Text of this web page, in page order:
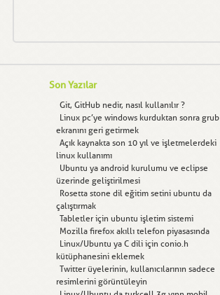
Son Yazılar
Git, GitHub nedir, nasıl kullanılır ?
Linux pc’ye windows kurduktan sonra grub
ekranını geri getirmek
Açık kaynakta son 10 yıl ve işletmelerdeki
linux kullanımı
Ubuntu ya android kurulumu ve eclipse
üzerinde geliştirilmesi
Rosetta stone dil eğitim setini ubuntu da
çalıştırmak
Tabletler için ubuntu işletim sistemi
Mozilla firefox akıllı telefon piyasasında
Linux/Ubuntu ya C dili için conio.h
kütüphanesini eklemek
Twitter üyelerinin, kullanıcılarının sadece
resimlerini görüntüleyin